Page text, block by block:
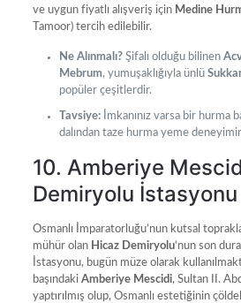
ve uygun fiyatlı alışveriş için Medine
Tamoor) tercih edilebilir.
Ne Alınmalı?Şifalı olduğu bilinen
Mebrum, yumuşaklığıyla ünlü
popüler çeşitlerdir.
Tavsiye:İmkanınız varsa bir hurma
dalından taze hurma yeme
10. Amberiye
Demiryolu İstasyonu
Osmanlı İmparatorluğu’nun kutsal
mühür olan Hicaz Demiryolu‘nun son
İstasyonu, bugün müze olarak
başındaki Amberiye Mescidi, Sultan II.
yaptırılmış olup, Osmanlı estetiğinin